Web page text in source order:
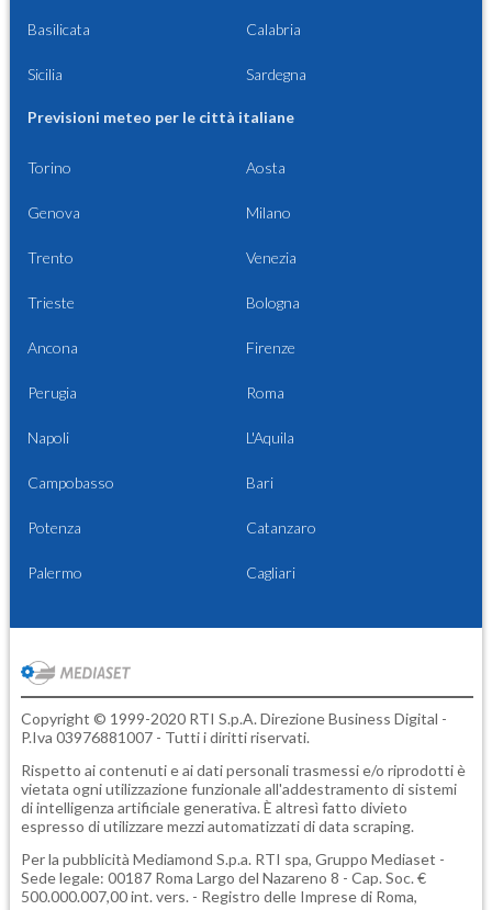
Basilicata Calabria
Sicilia Sardegna
Previsioni meteo per le città italiane
Torino Aosta
Genova Milano
Trento Venezia
Trieste Bologna
Ancona Firenze
Perugia Roma
Napoli L'Aquila
Campobasso Bari
Potenza Catanzaro
Palermo Cagliari
Copyright © 1999-2020 RTI S.p.A. Direzione Business Digital -
P.Iva 03976881007 - Tutti i diritti riservati.
Rispetto ai contenuti e ai dati personali trasmessi e/o riprodotti è
vietata ogni utilizzazione funzionale all'addestramento di sistemi
di intelligenza artificiale generativa. È altresì fatto divieto
espresso di utilizzare mezzi automatizzati di data scraping.
Per la pubblicità Mediamond S.p.a. RTI spa, Gruppo Mediaset -
Sede legale: 00187 Roma Largo del Nazareno 8 - Cap. Soc. €
500.000.007,00 int. vers. - Registro delle Imprese di Roma,